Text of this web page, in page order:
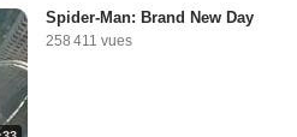
Spider-Man: Brand New Day
258 411 vues